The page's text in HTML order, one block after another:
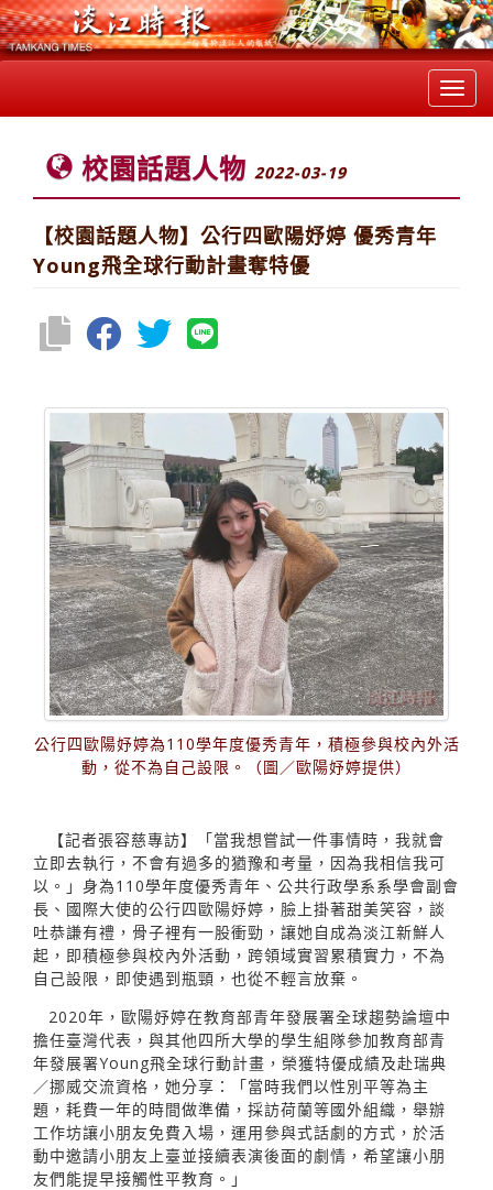
校園話題人物 2022-03-19
【校園話題人物】公行四歐陽妤婷 優秀青年
Young飛全球行動計畫奪特優
公行四歐陽妤婷為110學年度優秀青年，積極參與校內外活
動，從不為自己設限。（圖／歐陽妤婷提供）
【記者張容慈專訪】「當我想嘗試一件事情時，我就會
立即去執行，不會有過多的猶豫和考量，因為我相信我可
以。」身為110學年度優秀青年、公共行政學系系學會副會
長、國際大使的公行四歐陽妤婷，臉上掛著甜美笑容，談
吐恭謙有禮，骨子裡有一股衝勁，讓她自成為淡江新鮮人
起，即積極參與校內外活動，跨領域實習累積實力，不為
自己設限，即使遇到瓶頸，也從不輕言放棄。
2020年，歐陽妤婷在教育部青年發展署全球趨勢論壇中
擔任臺灣代表，與其他四所大學的學生組隊參加教育部青
年發展署Young飛全球行動計畫，榮獲特優成績及赴瑞典
／挪威交流資格，她分享：「當時我們以性別平等為主
題，耗費一年的時間做準備，採訪荷蘭等國外組織，舉辦
工作坊讓小朋友免費入場，運用參與式話劇的方式，於活
動中邀請小朋友上臺並接續表演後面的劇情，希望讓小朋
友們能提早接觸性平教育。」